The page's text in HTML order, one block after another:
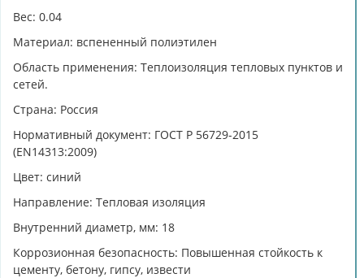
Вес: 0.04
Материал: вспененный полиэтилен
Область применения: Теплоизоляция тепловых пунктов и
сетей.
Страна: Россия
Нормативный документ: ГОСТ Р 56729-2015
(EN14313:2009)
Цвет: синий
Направление: Тепловая изоляция
Внутренний диаметр, мм: 18
Коррозионная безопасность: Повышенная стойкость к
цементу, бетону, гипсу, извести